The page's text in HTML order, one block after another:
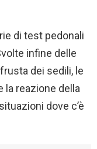
di test pedonali
infine delle
dei sedili, le
reazione della
dove c’è